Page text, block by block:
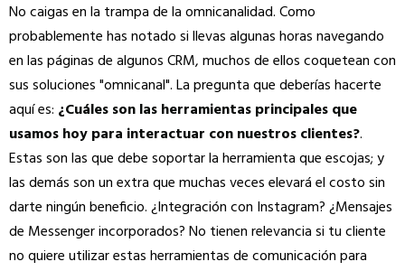
No caigas en la trampa de la omnicanalidad. Como
probablemente has notado si llevas algunas horas navegando
en las páginas de algunos CRM, muchos de ellos coquetean con
sus soluciones "omnicanal". La pregunta que deberías hacerte
aquí es: ¿Cuáles son las herramientas principales que
usamos hoy para interactuar con nuestros clientes?.
Estas son las que debe soportar la herramienta que escojas; y
las demás son un extra que muchas veces elevará el costo sin
darte ningún beneficio. ¿Integración con Instagram? ¿Mensajes
de Messenger incorporados? No tienen relevancia si tu cliente
no quiere utilizar estas herramientas de comunicación para